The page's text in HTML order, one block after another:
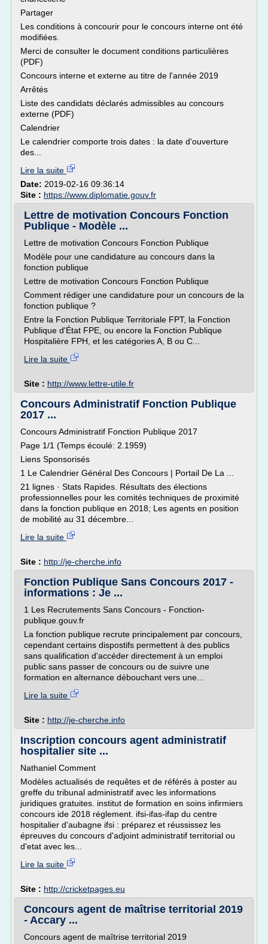
Partager
Les conditions à concourir pour le concours interne ont été
modifiées.
Merci de consulter le document conditions particulières
(PDF)
Concours interne et externe au titre de l'année 2019
Arrêtés
Liste des candidats déclarés admissibles au concours
externe (PDF)
Calendrier
Le calendrier comporte trois dates : la date d'ouverture
des...
Lire la suite
Date: 2019-02-16 09:36:14
Site : https://www.diplomatie.gouv.fr
Lettre de motivation Concours Fonction
Publique - Modèle ...
Lettre de motivation Concours Fonction Publique
Modèle pour une candidature au concours dans la
fonction publique
Lettre de motivation Concours Fonction Publique
Comment rédiger une candidature pour un concours de la
fonction publique ?
Entre la Fonction Publique Territoriale FPT, la Fonction
Publique d'État FPE, ou encore la Fonction Publique
Hospitalière FPH, et les catégories A, B ou C...
Lire la suite
Site : http://www.lettre-utile.fr
Concours Administratif Fonction Publique
2017 ...
Concours Administratif Fonction Publique 2017
Page 1/1 (Temps écoulé: 2.1959)
Liens Sponsorisés
1 Le Calendrier Général Des Concours | Portail De La ...
21 lignes · Stats Rapides. Résultats des élections
professionnelles pour les comités techniques de proximité
dans la fonction publique en 2018; Les agents en position
de mobilité au 31 décembre...
Lire la suite
Site : http://je-cherche.info
Fonction Publique Sans Concours 2017 -
informations : Je ...
1 Les Recrutements Sans Concours - Fonction-
publique.gouv.fr
La fonction publique recrute principalement par concours,
cependant certains dispostifs permettent à des publics
sans qualification d'accéder directement à un emploi
public sans passer de concours ou de suivre une
formation en alternance débouchant vers une...
Lire la suite
Site : http://je-cherche.info
Inscription concours agent administratif
hospitalier site ...
Nathaniel Comment
Modèles actualisés de requêtes et de référés à poster au
greffe du tribunal administratif avec les informations
juridiques gratuites. institut de formation en soins infirmiers
concours ide 2018 réglement. ifsi-ifas-ifap du centre
hospitalier d'aubagne ifsi : préparez et réussissez les
épreuves du concours d'adjoint administratif territorial ou
d'etat avec les...
Lire la suite
Site : http://cricketpages.eu
Concours agent de maîtrise territorial 2019
- Accary ...
Concours agent de maîtrise territorial 2019